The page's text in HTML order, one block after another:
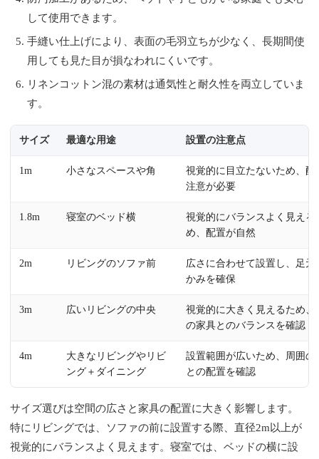
して使用できます。
手縫い仕上げにより、表面の毛羽立ちが少なく、長期間使
用しても見た目が損なわれにくいです。
リネンコットン混の素材は通気性と耐久性を両立していま
す。
サイズ 最適な用途 設置の注意点
1m 小さなスペースや角
視覚的に目立たないため、配
注意が必要
1.8m 寝室のベッド横
視覚的にバランスよく見える
め、配置が自然
2m リビングのソファ前
広さに合わせて設置し、足元
かみを確保
3m 広いリビングの中央
視覚的に大きく見えるため、
の家具とのバランスを確認
4m
大きなリビングやリビ
ング＋ダイニング
設置範囲が広いため、周囲の
との配置を確認
サイズ選びは空間の広さと家具の配置に大きく影響します。
特にリビングでは、ソファの前に設置する際、直径2m以上が
視覚的にバランスよく見えます。寝室では、ベッドの横に設